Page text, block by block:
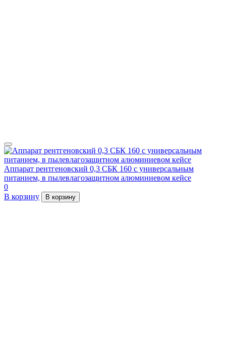
Аппарат рентгеновский 0,3 СБК 160 с универсальным
питанием, в пылевлагозащитном алюминиевом кейсе
0
В корзину
В корзину